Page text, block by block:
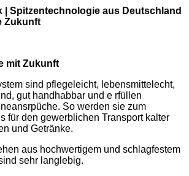
| Spitzentechnologie aus Deutschland
Zukunft
mit Zukunft
sind pflegeleicht, lebensmittelecht,
gut handhabbar und e rfüllen
So werden sie zum
für den gewerblichen Transport kalter
und Getränke.
aus hochwertigem und schlagfestem
sehr langlebig.